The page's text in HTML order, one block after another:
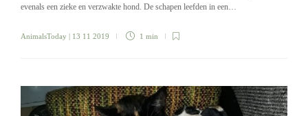
evenals een zieke en verzwakte hond. De schapen leefden in een…
AnimalsToday | 13 11 2019 1 min